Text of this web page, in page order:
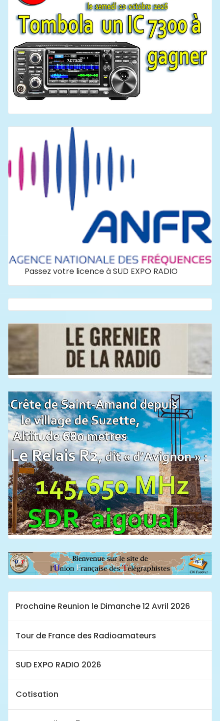
Passez votre licence à SUD EXPO RADIO
Prochaine Reunion le Dimanche 12 Avril 2026
Tour de France des Radioamateurs
SUD EXPO RADIO 2026
Cotisation